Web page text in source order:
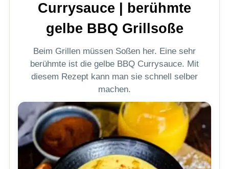
Currysauce | berühmte
gelbe BBQ Grillsoße
Beim Grillen müssen Soßen her. Eine sehr
berühmte ist die gelbe BBQ Currysauce. Mit
diesem Rezept kann man sie schnell selber
machen.